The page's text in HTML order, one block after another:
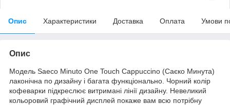
Опис Характеристики Доставка Оплата Умови
Опис
Модель Saeco Minuto One Touch Cappuccino (Саєко Минута)
лаконічна по дизайну і багата функціонально. Чорний колір
кофеварки підкреслює витримані лінії дизайну. Невеликий
кольоровий графічний дисплей покаже вам всю потрібну